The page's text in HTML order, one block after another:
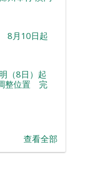
8月10日起
（8日）起
整位置 完
查看全部